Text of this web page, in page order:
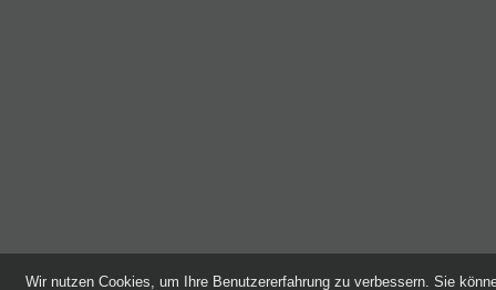
Wir nutzen Cookies, um Ihre Benutzererfahrung zu verbessern. Sie